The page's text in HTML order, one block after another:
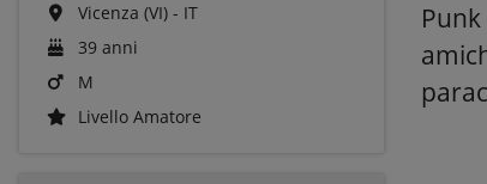
Vicenza (VI) - IT
39 anni
M
Livello Amatore